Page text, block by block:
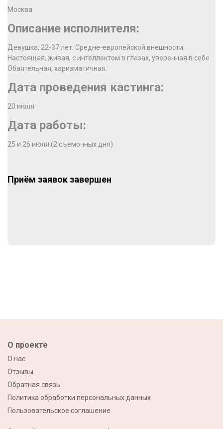
Москва
Описание исполнителя:
Девушка, 22-37 лет. Средне-европейской внешности.
Настоящая, живая, с интеллектом в глазах, уверенная в себе.
Обаятельная, харизматичная.
Дата проведения кастинга:
20 июля
Дата работы:
25 и 26 июля (2 съемочных дня)
Приём заявок завершен
О проекте
О нас
Отзывы
Обратная связь
Политика обработки персональных данных
Пользовательское соглашение